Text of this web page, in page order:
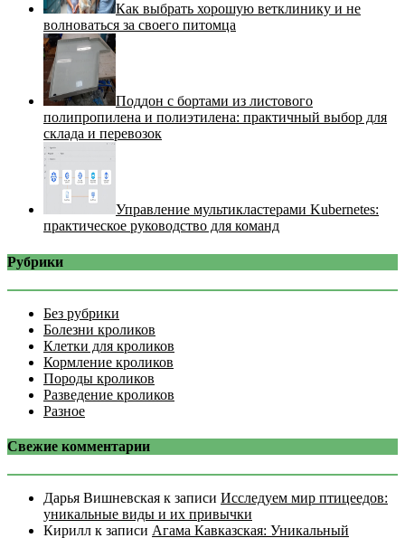
Как выбрать хорошую ветклинику и не
волноваться за своего питомца
Поддон с бортами из листового
полипропилена и полиэтилена: практичный выбор для
склада и перевозок
Управление мультикластерами Kubernetes:
практическое руководство для команд
Рубрики
Без рубрики
Болезни кроликов
Клетки для кроликов
Кормление кроликов
Породы кроликов
Разведение кроликов
Разное
Свежие комментарии
Дарья Вишневская к записи Исследуем мир птицеедов:
уникальные виды и их привычки
Кирилл к записи Агама Кавказская: Уникальный